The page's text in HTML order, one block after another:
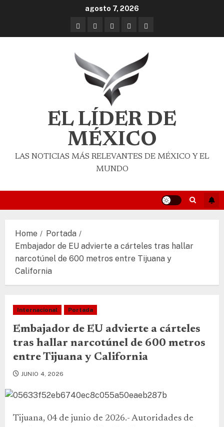
agosto 7, 2026
EL LÍDER DE
MÉXICO
LAS NOTICIAS MÁS RELEVANTES DE MÉXICO Y EL
MUNDO
Home
Portada
Embajador de EU advierte a cárteles tras hallar
narcotúnel de 600 metros entre Tijuana y
California
Internacional Portada
Embajador de EU advierte a cárteles
tras hallar narcotúnel de 600 metros
entre Tijuana y California
JUNIO 4, 2026
Tijuana, 04 de junio de 2026.- Autoridades de